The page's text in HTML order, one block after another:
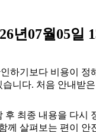
년07월05일
기보다 비용이
니다. 처음 안내받
최종 내용을 다시
께 살펴보는 편이 안